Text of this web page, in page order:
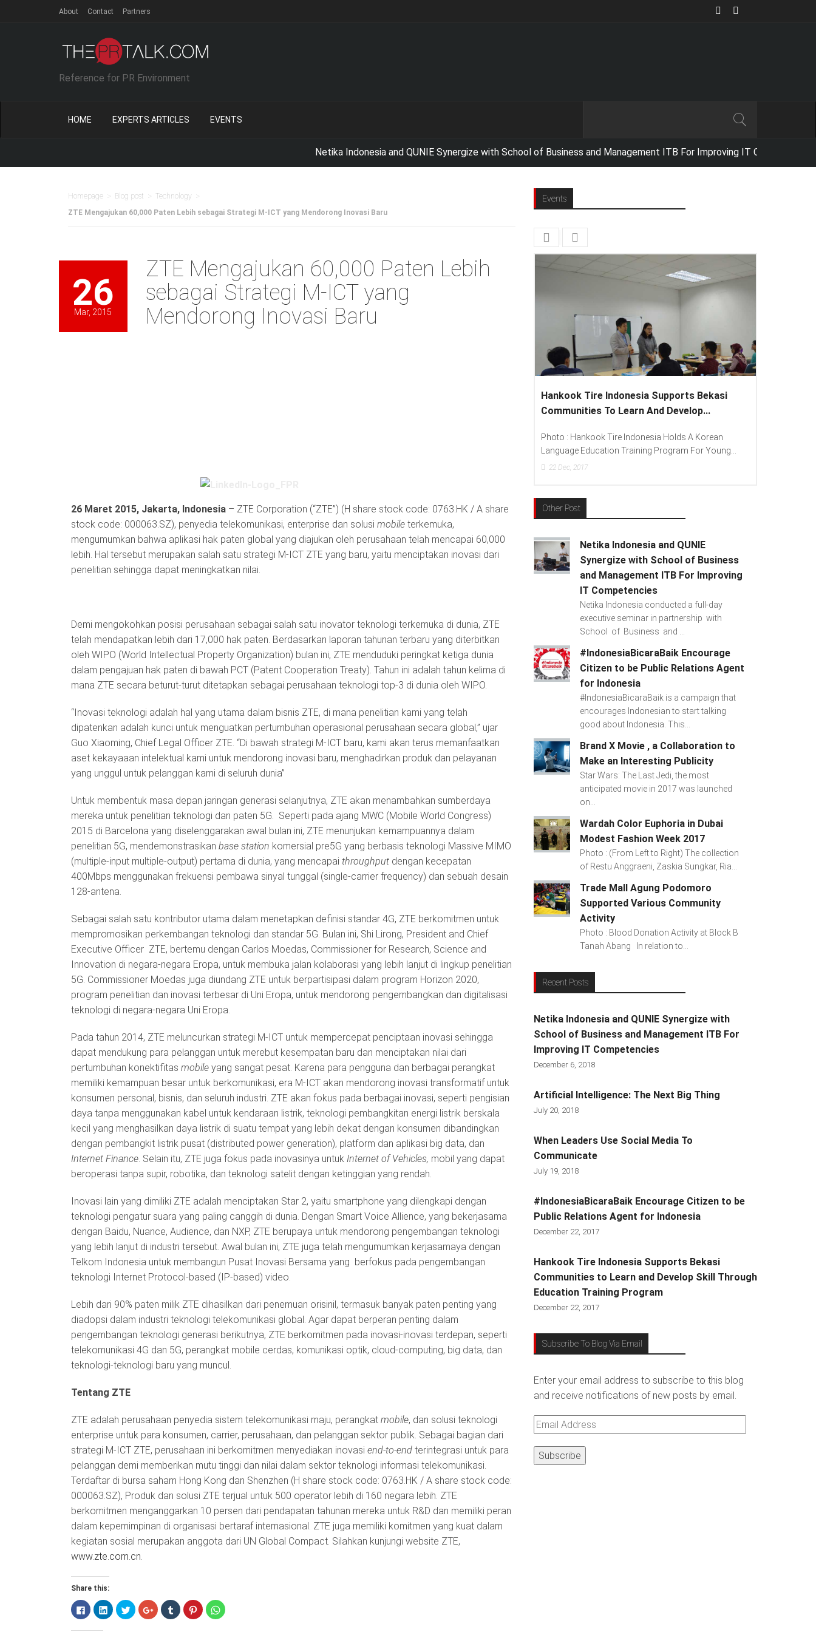
About Contact Partners
Reference for PR Environment
HOME EXPERTS ARTICLES EVENTS
Netika Indonesia and QUNIE Synergize with School of Business and Management ITB For Improving IT Competencies,
Homepage Blog post Technology
ZTE Mengajukan 60,000 Paten Lebih sebagai Strategi M-ICT yang Mendorong Inovasi Baru
26
Mar, 2015
ZTE Mengajukan 60,000 Paten Lebih
sebagai Strategi M-ICT yang
Mendorong Inovasi Baru
26 Maret 2015, Jakarta, Indonesia – ZTE Corporation (“ZTE”) (H share stock code: 0763.HK / A share
stock code: 000063.SZ), penyedia telekomunikasi, enterprise dan solusi mobile terkemuka,
mengumumkan bahwa aplikasi hak paten global yang diajukan oleh perusahaan telah mencapai 60,000
lebih. Hal tersebut merupakan salah satu strategi M-ICT ZTE yang baru, yaitu menciptakan inovasi dari
penelitian sehingga dapat meningkatkan nilai.
Demi mengokohkan posisi perusahaan sebagai salah satu inovator teknologi terkemuka di dunia, ZTE
telah mendapatkan lebih dari 17,000 hak paten. Berdasarkan laporan tahunan terbaru yang diterbitkan
oleh WIPO (World Intellectual Property Organization) bulan ini, ZTE menduduki peringkat ketiga dunia
dalam pengajuan hak paten di bawah PCT (Patent Cooperation Treaty). Tahun ini adalah tahun kelima di
mana ZTE secara beturut-turut ditetapkan sebagai perusahaan teknologi top-3 di dunia oleh WIPO.
“Inovasi teknologi adalah hal yang utama dalam bisnis ZTE, di mana penelitian kami yang telah
dipatenkan adalah kunci untuk menguatkan pertumbuhan operasional perusahaan secara global,” ujar
Guo Xiaoming, Chief Legal Officer ZTE. “Di bawah strategi M-ICT baru, kami akan terus memanfaatkan
aset kekayaaan intelektual kami untuk mendorong inovasi baru, menghadirkan produk dan pelayanan
yang unggul untuk pelanggan kami di seluruh dunia”
Untuk membentuk masa depan jaringan generasi selanjutnya, ZTE akan menambahkan sumberdaya
mereka untuk penelitian teknologi dan paten 5G. Seperti pada ajang MWC (Mobile World Congress)
2015 di Barcelona yang diselenggarakan awal bulan ini, ZTE menunjukan kemampuannya dalam
penelitian 5G, mendemonstrasikan base station komersial pre5G yang berbasis teknologi Massive MIMO
(multiple-input multiple-output) pertama di dunia, yang mencapai throughput dengan kecepatan
400Mbps menggunakan frekuensi pembawa sinyal tunggal (single-carrier frequency) dan sebuah desain
128-antena.
Sebagai salah satu kontributor utama dalam menetapkan definisi standar 4G, ZTE berkomitmen untuk
mempromosikan perkembangan teknologi dan standar 5G. Bulan ini, Shi Lirong, President and Chief
Executive Officer ZTE, bertemu dengan Carlos Moedas, Commissioner for Research, Science and
Innovation di negara-negara Eropa, untuk membuka jalan kolaborasi yang lebih lanjut di lingkup penelitian
5G. Commissioner Moedas juga diundang ZTE untuk berpartisipasi dalam program Horizon 2020,
program penelitian dan inovasi terbesar di Uni Eropa, untuk mendorong pengembangkan dan digitalisasi
teknologi di negara-negara Uni Eropa.
Pada tahun 2014, ZTE meluncurkan strategi M-ICT untuk mempercepat penciptaan inovasi sehingga
dapat mendukung para pelanggan untuk merebut kesempatan baru dan menciptakan nilai dari
pertumbuhan konektifitas mobile yang sangat pesat. Karena para pengguna dan berbagai perangkat
memiliki kemampuan besar untuk berkomunikasi, era M-ICT akan mendorong inovasi transformatif untuk
konsumen personal, bisnis, dan seluruh industri. ZTE akan fokus pada berbagai inovasi, seperti pengisian
daya tanpa menggunakan kabel untuk kendaraan listrik, teknologi pembangkitan energi listrik berskala
kecil yang menghasilkan daya listrik di suatu tempat yang lebih dekat dengan konsumen dibandingkan
dengan pembangkit listrik pusat (distributed power generation), platform dan aplikasi big data, dan
Internet Finance . Selain itu, ZTE juga fokus pada inovasinya untuk Internet of Vehicles, mobil yang dapat
beroperasi tanpa supir, robotika, dan teknologi satelit dengan ketinggian yang rendah.
Inovasi lain yang dimiliki ZTE adalah menciptakan Star 2, yaitu smartphone yang dilengkapi dengan
teknologi pengatur suara yang paling canggih di dunia. Dengan Smart Voice Allience, yang bekerjasama
dengan Baidu, Nuance, Audience, dan NXP, ZTE berupaya untuk mendorong pengembangan teknologi
yang lebih lanjut di industri tersebut. Awal bulan ini, ZTE juga telah mengumumkan kerjasamaya dengan
Telkom Indonesia untuk membangun Pusat Inovasi Bersama yang berfokus pada pengembangan
teknologi Internet Protocol-based (IP-based) video.
Lebih dari 90% paten milik ZTE dihasilkan dari penemuan orisinil, termasuk banyak paten penting yang
diadopsi dalam industri teknologi telekomunikasi global. Agar dapat berperan penting dalam
pengembangan teknologi generasi berikutnya, ZTE berkomitmen pada inovasi-inovasi terdepan, seperti
telekomunikasi 4G dan 5G, perangkat mobile cerdas, komunikasi optik, cloud-computing, big data, dan
teknologi-teknologi baru yang muncul.
Tentang ZTE
ZTE adalah perusahaan penyedia sistem telekomunikasi maju, perangkat mobile, dan solusi teknologi
enterprise untuk para konsumen, carrier, perusahaan, dan pelanggan sektor publik. Sebagai bagian dari
strategi M-ICT ZTE, perusahaan ini berkomitmen menyediakan inovasi end-to-end terintegrasi untuk para
pelanggan demi memberikan mutu tinggi dan nilai dalam sektor teknologi informasi telekomunikasi.
Terdaftar di bursa saham Hong Kong dan Shenzhen (H share stock code: 0763.HK / A share stock code:
000063.SZ), Produk dan solusi ZTE terjual untuk 500 operator lebih di 160 negara lebih. ZTE
berkomitmen menganggarkan 10 persen dari pendapatan tahunan mereka untuk R&D dan memiliki peran
dalam kepemimpinan di organisasi bertaraf internasional. ZTE juga memiliki komitmen yang kuat dalam
kegiatan sosial merupakan anggota dari UN Global Compact. Silahkan kunjungi website ZTE,
www.zte.com.cn
Share this:
Click
to
share
on
Click
to
share
Click
to
share
Click
to
share
Click
to
share
Click
to
share
Click
to
Events
Hankook Tire Indonesia Supports Bekasi
Communities To Learn And Develop...
Photo : Hankook Tire Indonesia Holds A Korean
Language Education Training Program For Young...
Lenovo Introduced New
To Spread “Different Is
Photo : (From Left To Right)
(Consumer Lead Lenovo
Other Post
Netika Indonesia and QUNIE
Synergize with School of Business
and Management ITB For Improving
IT Competencies
Netika Indonesia conducted a full-day
executive seminar in partnership with
School of Business and ...
#IndonesiaBicaraBaik Encourage
Citizen to be Public Relations Agent
for Indonesia
#IndonesiaBicaraBaik is a campaign that
encourages Indonesian to start talking
good about Indonesia. This...
Brand X Movie , a Collaboration to
Make an Interesting Publicity
Star Wars: The Last Jedi, the most
anticipated movie in 2017 was launched
on...
Wardah Color Euphoria in Dubai
Modest Fashion Week 2017
Photo : (From Left to Right) The collection
of Restu Anggraeni, Zaskia Sungkar, Ria...
Trade Mall Agung Podomoro
Supported Various Community
Activity
Photo : Blood Donation Activity at Block B
Tanah Abang In relation to...
Recent Posts
Netika Indonesia and QUNIE Synergize with
School of Business and Management ITB For
Improving IT Competencies
December 6, 2018
Artificial Intelligence: The Next Big Thing
July 20, 2018
When Leaders Use Social Media To
Communicate
July 19, 2018
#IndonesiaBicaraBaik Encourage Citizen to be
Public Relations Agent for Indonesia
December 22, 2017
Hankook Tire Indonesia Supports Bekasi
Communities to Learn and Develop Skill Through
Education Training Program
December 22, 2017
Subscribe To Blog Via Email
Enter your email address to subscribe to this blog
and receive notifications of new posts by email.
Email
Address